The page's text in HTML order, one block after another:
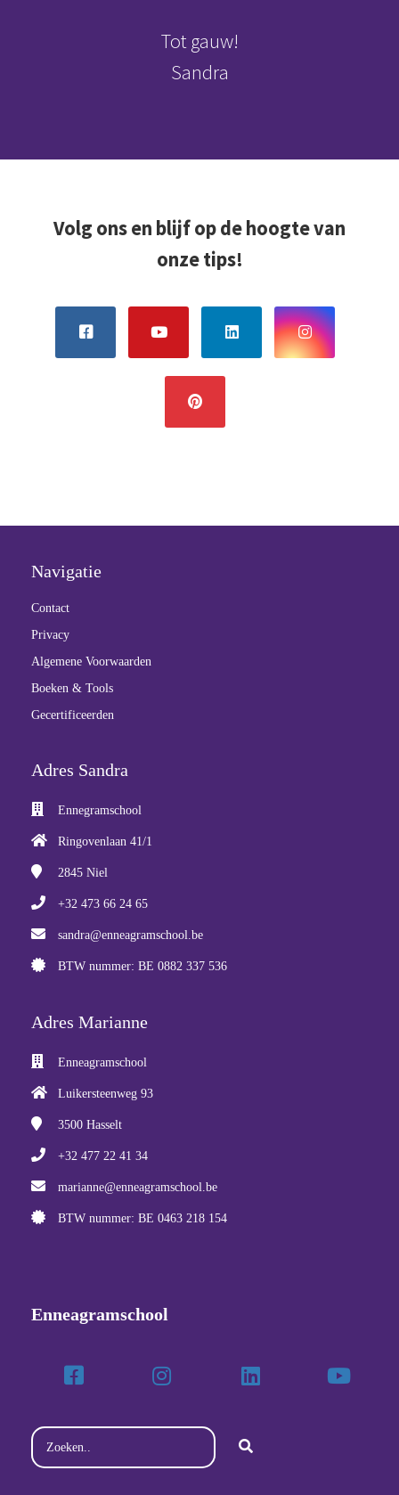
Tot gauw!
Sandra
Volg ons en blijf op de hoogte van
onze tips!
Navigatie
Contact
Privacy
Algemene Voorwaarden
Boeken & Tools
Gecertificeerden
Adres Sandra
Ennegramschool
Ringovenlaan 41/1
2845 Niel
+32 473 66 24 65
sandra@enneagramschool.be
BTW nummer: BE 0882 337 536
Adres Marianne
Enneagramschool
Luikersteenweg 93
3500 Hasselt
+32 477 22 41 34
marianne@enneagramschool.be
BTW nummer: BE 0463 218 154
Enneagramschool